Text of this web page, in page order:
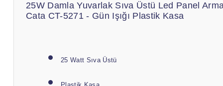
25W Damla Yuvarlak Sıva Üstü Led Panel
Cata CT-5271 - Gün Işığı Plastik Kasa
25 Watt Sıva Üstü